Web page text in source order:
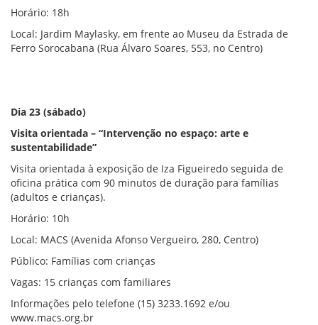
Horário: 18h
Local: Jardim Maylasky, em frente ao Museu da Estrada de
Ferro Sorocabana (Rua Álvaro Soares, 553, no Centro)
Dia 23 (sábado)
Visita orientada – “Intervenção no espaço: arte e
sustentabilidade”
Visita orientada à exposição de Iza Figueiredo seguida de
oficina prática com 90 minutos de duração para famílias
(adultos e crianças).
Horário: 10h
Local: MACS (Avenida Afonso Vergueiro, 280, Centro)
Público: Famílias com crianças
Vagas: 15 crianças com familiares
Informações pelo telefone (15) 3233.1692 e/ou
www.macs.org.br